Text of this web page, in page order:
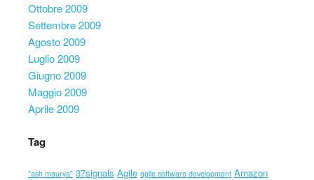
Ottobre 2009
Settembre 2009
Agosto 2009
Luglio 2009
Giugno 2009
Maggio 2009
Aprile 2009
Tag
"ash maurya" 37signals Agile agile software development Amazon